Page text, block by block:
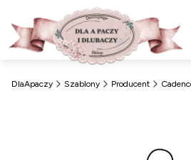
DlaApaczy Szablony Producent